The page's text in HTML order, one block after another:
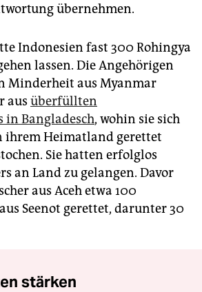
übernehmen.
Indonesien fast 300 Rohingya
lassen. Die Angehörigen
Minderheit aus Myanmar
aus überfüllten
in Bangladesch, wohin sie sich
ihrem Heimatland gerettet
Sie hatten erfolglos
an Land zu gelangen. Davor
aus Aceh etwa 100
Seenot gerettet, darunter 30
stärken